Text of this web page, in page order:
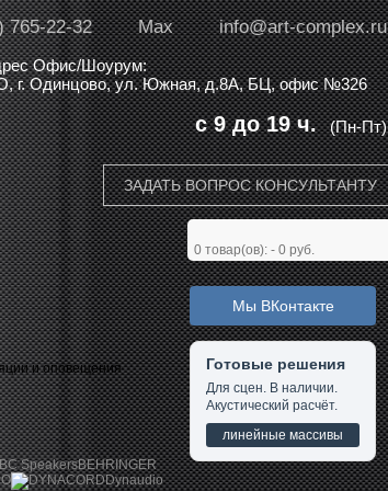
info@art-complex.ru
Max
765-22-32
Офис/Шоурум:
г. Одинцово, ул. Южная, д.8А, БЦ, офис №326
(Пн-Пт)
с 9 до 19 ч.
ЗАДАТЬ ВОПРОС КОНСУЛЬТАНТУ
0 товар(ов): - 0 руб.
и оповещения
BC SpeakersBEHRINGER
DYNACORDDynaudio
Мы ВКонтакте
Готовые решения
Для сцен. В наличии.
Акустический расчёт.
линейные массивы